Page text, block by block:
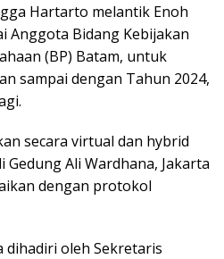
Hartarto melantik Enoh
Anggota Bidang Kebijakan
(BP) Batam, untuk
sampai dengan Tahun 2024,
secara virtual dan hybrid
Ali Wardhana, Jakarta
dengan protokol
oleh Sekretaris